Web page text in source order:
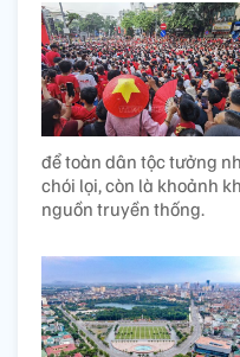
để toàn dân tộc tưởng
chói lọi, còn là khoảnh
nguồn truyền thống.